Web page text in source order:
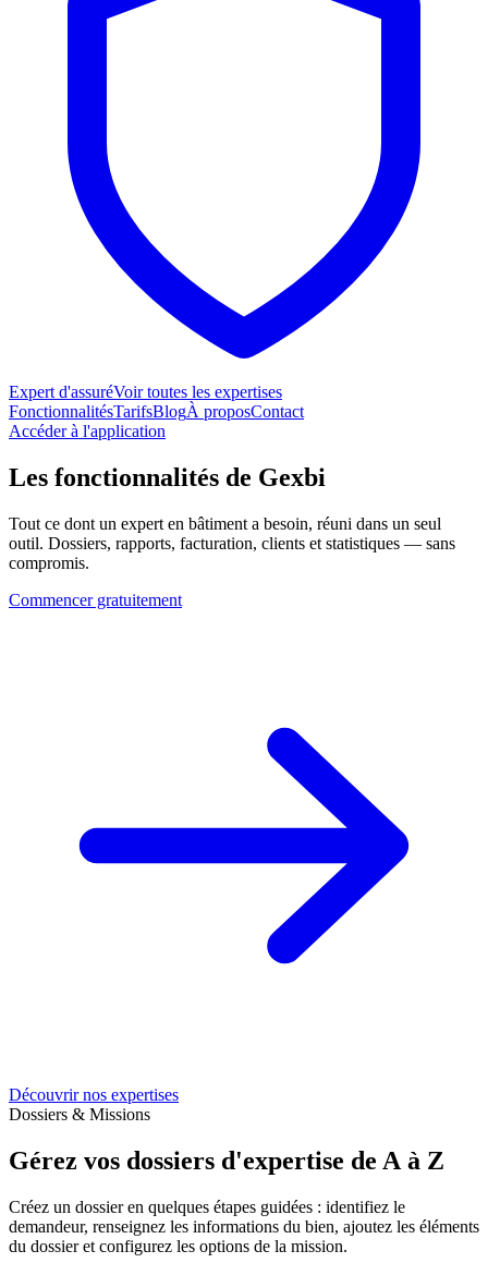
Expert d'assuréVoir toutes les expertises
FonctionnalitésTarifsBlogÀ proposContact
Accéder à l'application
Les fonctionnalités de Gexbi
Tout ce dont un expert en bâtiment a besoin, réuni dans un seul
outil. Dossiers, rapports, facturation, clients et statistiques — sans
compromis.
Commencer gratuitement
Découvrir nos expertises
Dossiers & Missions
Gérez vos dossiers d'expertise de A à Z
Créez un dossier en quelques étapes guidées : identifiez le
demandeur, renseignez les informations du bien, ajoutez les éléments
du dossier et configurez les options de la mission.